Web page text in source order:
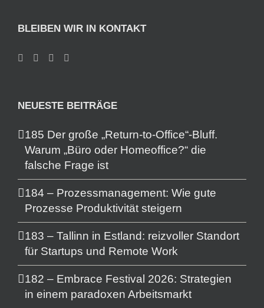
BLEIBEN WIR IN KONTAKT
NEUESTE BEITRÄGE
185 Der große „Return-to-Office“-Bluff.
Warum „Büro oder Homeoffice?“ die
falsche Frage ist
184 – Prozessmanagement: Wie gute
Prozesse Produktivität steigern
183 – Tallinn in Estland: reizvoller Standort
für Startups und Remote Work
182 – Embrace Festival 2026: Strategien
in einem paradoxen Arbeitsmarkt